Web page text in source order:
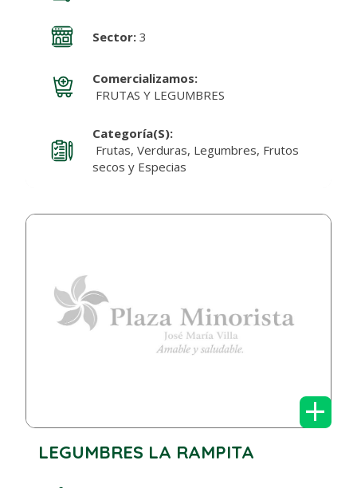
Sector:3
Comercializamos:
FRUTAS Y LEGUMBRES
Categoría(s):
Frutas, Verduras, Legumbres, Frutos
secos y Especias
+
LEGUMBRES LA RAMPITA